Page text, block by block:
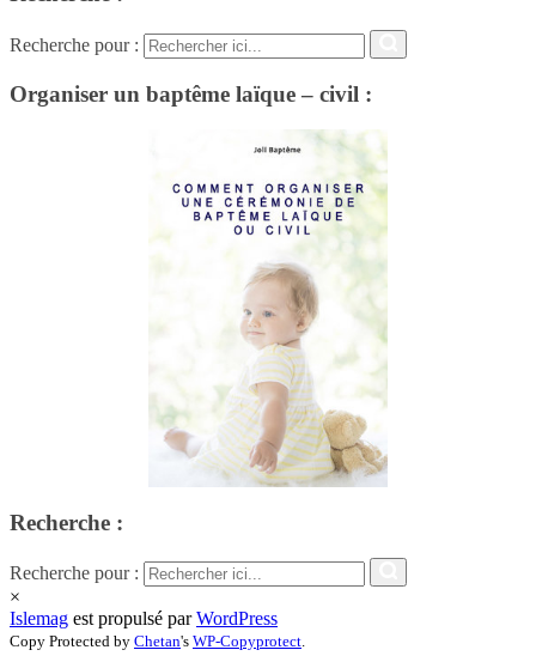
Recherche pour :
Organiser un baptême laïque – civil :
Recherche :
Recherche pour :
×
Islemag est propulsé parWordPress
Copy Protected by Chetan's WP-Copyprotect.